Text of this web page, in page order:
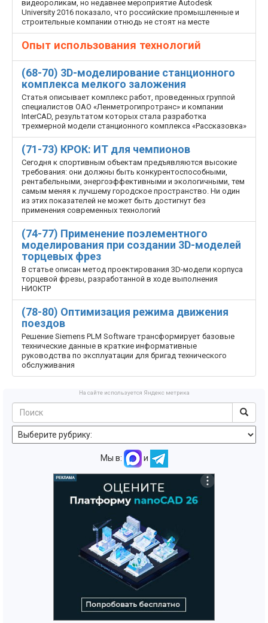
видеороликам, но недавнее мероприятие Autodesk
University 2016 показало, что российские промышленные и
строительные компании отнюдь не стоят на месте
Опыт использования технологий
(68-70) 3D-моделирование станционного
комплекса мелкого заложения
Статья описывает комплекс работ, проведенных группой
специалистов ОАО «Ленметрогипротранс» и компании
InterCAD, результатом которых стала разработка
трехмерной модели станционного комплекса «Рассказовка»
(71-73) КРОК: ИТ для чемпионов
Сегодня к спортивным объектам предъявляются высокие
требования: они должны быть конкурентоспособными,
рентабельными, энергоэффективными и экологичными, тем
самым меняя к лучшему городское пространство. Ни один
из этих показателей не может быть достигнут без
применения современных технологий
(74-77) Применение поэлементного
моделирования при создании 3D-моделей
торцевых фрез
В статье описан метод проектирования 3D-модели корпуса
торцевой фрезы, разработанной в ходе выполнения
НИОКТР
(78-80) Оптимизация режима движения
поездов
Решение Siemens PLM Software трансформирует базовые
технические данные в краткие информативные
руководства по эксплуатации для бригад технического
обслуживания
На сайте используется Яндекс метрика
Мы в: и